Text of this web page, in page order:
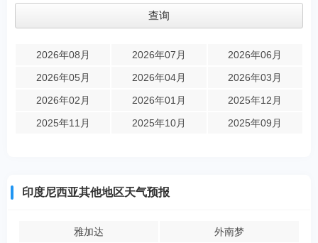
2026年08月 2026年07月
2026年06月
2026年05月
2026年04月
2026年03月
2026年02月
2026年01月
2025年12月
2025年11月
2025年10月 2025年09月
印度尼西亚其他地区天气预报
雅加达
外南梦